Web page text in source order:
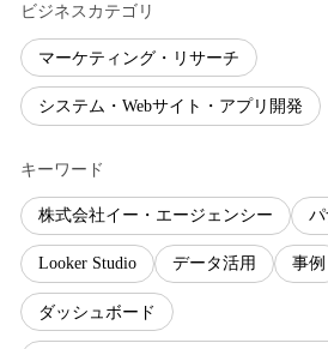
ビジネスカテゴリ
マーケティング・リサーチ
システム・Webサイト・アプリ開発
キーワード
株式会社イー・エージェンシー
Looker Studio データ活用 事例
ダッシュボード